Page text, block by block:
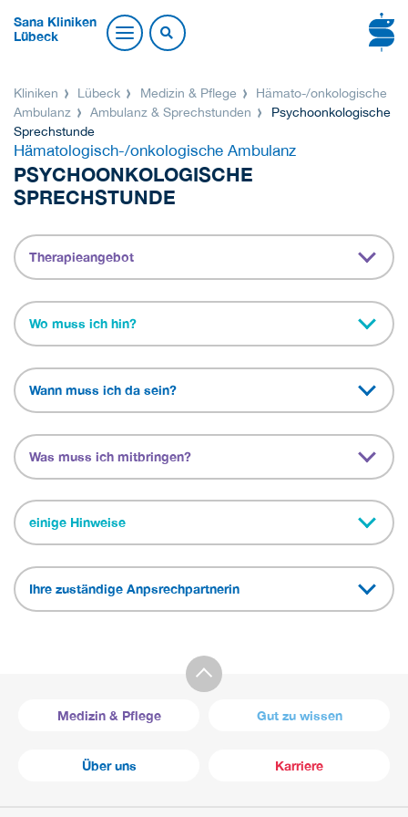
Sana Kliniken
Lübeck
Kliniken Lübeck Medizin & Pflege
Hämato-/onkologische
Ambulanz
Ambulanz & Sprechstunden
Psychoonkologische
Sprechstunde
Hämatologisch-/onkologische Ambulanz
PSYCHOONKOLOGISCHE
SPRECHSTUNDE
Therapieangebot
Wo muss ich hin?
Wann muss ich da sein?
Was muss ich mitbringen?
einige Hinweise
Ihre zuständige Anpsrechpartnerin
Medizin & Pflege Gut zu wissen
Über uns Karriere